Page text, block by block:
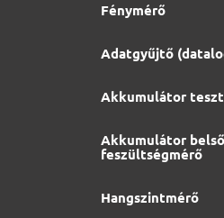
Fénymérő
Adatgyűjtő
Akkumulátor
Akkumulátor
feszültségmérő
Hangszintmérő